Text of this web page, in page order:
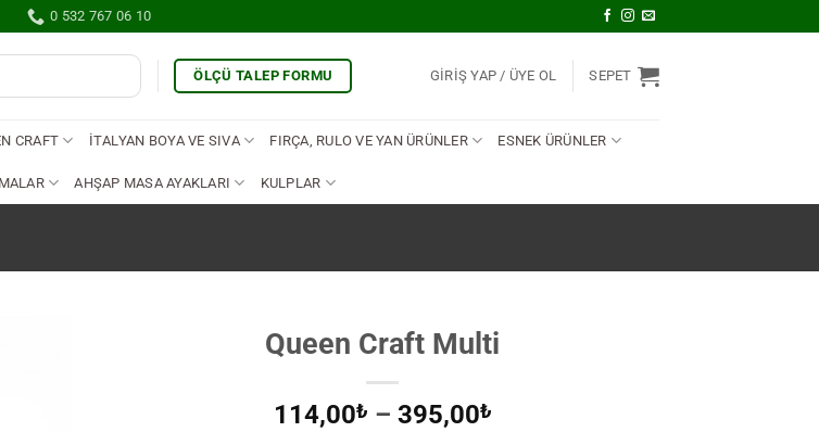
0 532 767 06 10
ÖLÇÜ TALEP FORMU GIRIŞ YAP SEPET
CRAFT İTALYAN BOYA VE SIVA FIRÇA, RULO VE YAN ÜRÜNLER ESNEK ÜRÜNLER
AHŞAP MASA AYAKLARI KULPLAR
Queen Craft Multi
114,00₺ – 395,00₺Fiyat